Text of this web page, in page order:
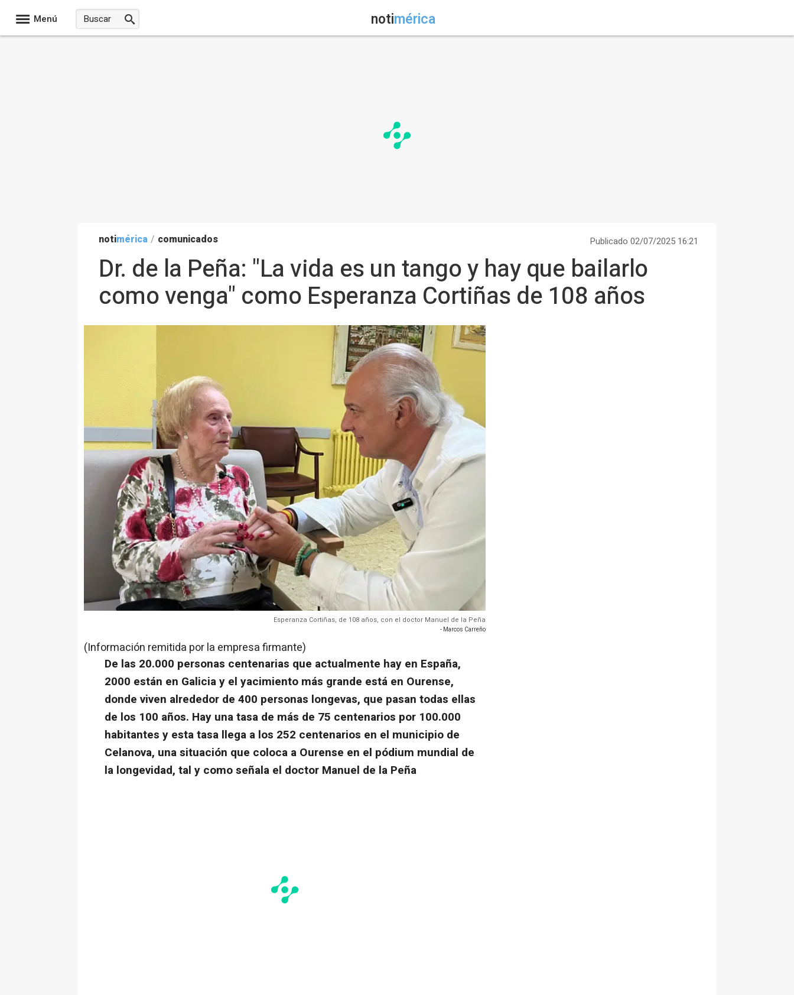
Menú notimérica
notimérica / comunicados Publicado 02/07/2025 16:21
Dr. de la Peña: "La vida es un tango y hay que bailarlo
como venga" como Esperanza Cortiñas de 108 años
Esperanza Cortiñas, de 108 años, con el doctor Manuel de la Peña
- Marcos Carreño
(Información remitida por la empresa firmante)
De las 20.000 personas centenarias que actualmente hay en España,
2000 están en Galicia y el yacimiento más grande está en Ourense,
donde viven alrededor de 400 personas longevas, que pasan todas ellas
de los 100 años. Hay una tasa de más de 75 centenarios por 100.000
habitantes y esta tasa llega a los 252 centenarios en el municipio de
Celanova, una situación que coloca a Ourense en el pódium mundial de
la longevidad, tal y como señala el doctor Manuel de la Peña